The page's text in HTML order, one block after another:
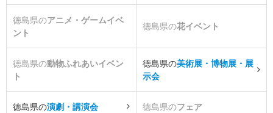
徳島県のアニメ・ゲームイベ
ント
徳島県の花イベント
徳島県の動物ふれあいイベン
ト
徳島県の美術展・博物展・展
示会
徳島県の演劇・講演会 徳島県のフェア